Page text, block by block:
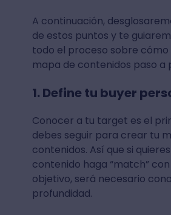
A continuación,
de estos puntos y te
todo el proceso sobre
mapa de contenidos paso a
1. Define tu buyer
Conocer a tu target es el
debes seguir para crear tu
contenidos. Así que si
contenido haga “match”
objetivo, será necesario
profundidad.